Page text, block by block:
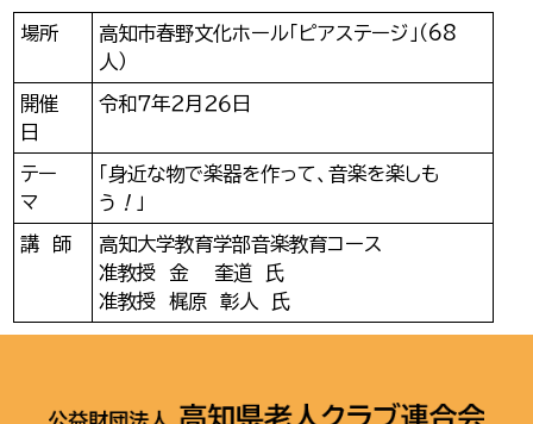
場所
高知市春野文化ホール「ピアステージ」（68
人）
開催
日
令和７年２月２６日
テー
マ
「身近な物で楽器を作って、音楽を楽しも
う
！ 」
講 師
高知大学教育学部音楽教育コース
准教授 金 奎道 氏
准教授 梶原 彰人 氏